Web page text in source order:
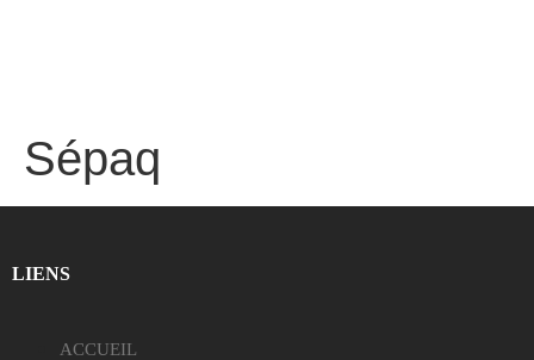
Sépaq
LIENS
ACCUEIL